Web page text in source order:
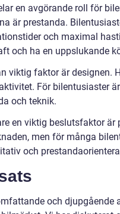
en avgörande roll för
är prestanda.
och maximal
och ha en uppslukande
viktig faktor är designen.
För bilentusiaster
och teknik.
en viktig beslutsfaktor
men för många
och
och djupgående